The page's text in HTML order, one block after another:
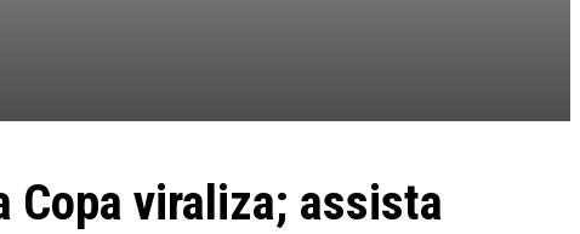
Copa viraliza; assista